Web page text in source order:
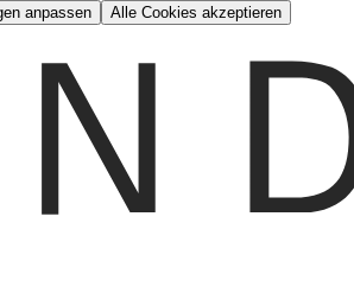
anpassen Alle Cookies akzeptieren